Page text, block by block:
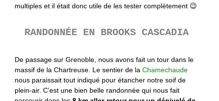
multiples et il était donc utile de les tester complètement 😉
RANDONNÉE EN BROOKS CASCADIA
De passage sur Grenoble, nous avons fait un tour dans le
massif de la Chartreuse. Le sentier de la Chamechaude
nous paraissait tout indiqué pour étancher notre soif de
plein-air. C’est une bien belle randonnée qui nous fait